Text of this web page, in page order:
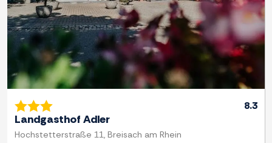
8.3
Landgasthof Adler
Hochstetterstraße 11, Breisach am Rhein